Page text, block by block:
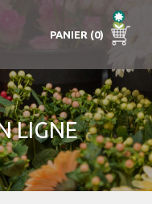
PANIER (0)
LIGNE